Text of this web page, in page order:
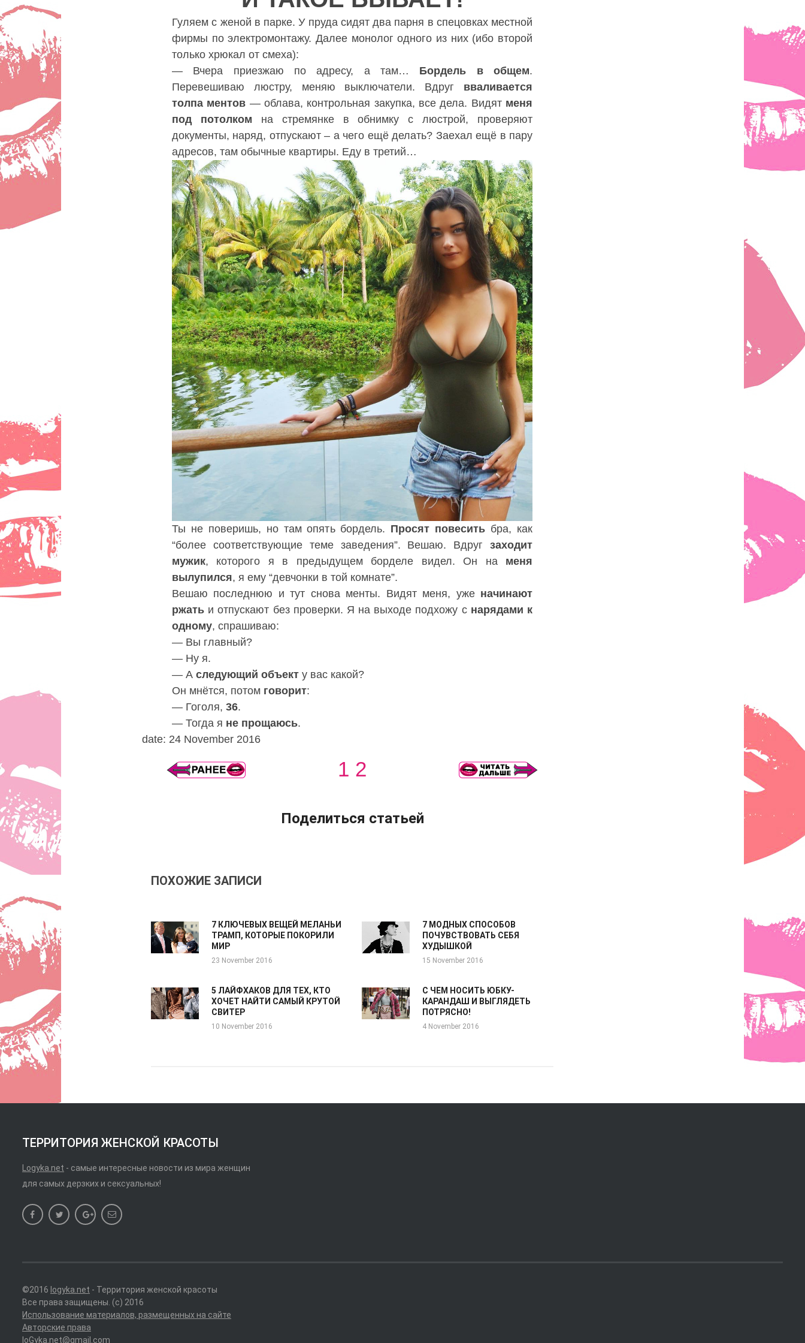
LadyГуляем с женой в парке. У пруда сидят два парня в спецовках местной
фирмы по электромонтажу. Далее монолог одного из них (ибо второй
только хрюкал от смеха):
— Вчера приезжаю по адресу, а там… Бордель в общем.
Перевешиваю люстру, меняю выключатели. Вдруг вваливается
толпа ментов — облава, контрольная закупка, все дела. Видят меня
под потолком на стремянке в обнимку с люстрой, проверяют
документы, наряд, отпускают – а чего ещё делать? Заехал ещё в пару
адресов, там обычные квартиры. Еду в третий…
Ты не поверишь, но там опять бордель. Просят повесить бра, как
“более соответствующие теме заведения”. Вешаю. Вдруг заходит
мужик, которого я в предыдущем борделе видел. Он на меня
вылупился, я ему “девчонки в той комнате”.
Вешаю последнюю и тут снова менты. Видят меня, уже начинают
ржать и отпускают без проверки. Я на выходе подхожу с нарядами к
одному, спрашиваю:
— Вы главный?
— Ну я.
— А следующий объект у вас какой?
Он мнётся, потом говорит:
— Гоголя, 36.
— Тогда я не прощаюсь.
date: 24 November 2016
1 2
Поделиться статьей
ПОХОЖИЕ ЗАПИСИ
7 КЛЮЧЕВЫХ ВЕЩЕЙ МЕЛАНЬИ
ТРАМП, КОТОРЫЕ ПОКОРИЛИ
МИР
23 November 2016
7 МОДНЫХ СПОСОБОВ
ПОЧУВСТВОВАТЬ СЕБЯ
ХУДЫШКОЙ
15 November 2016
5 ЛАЙФХАКОВ ДЛЯ ТЕХ, КТО
ХОЧЕТ НАЙТИ САМЫЙ КРУТОЙ
СВИТЕР
10 November 2016
С ЧЕМ НОСИТЬ ЮБКУ-
КАРАНДАШ И ВЫГЛЯДЕТЬ
ПОТРЯСНО!
4 November 2016
ТЕРРИТОРИЯ ЖЕНСКОЙ КРАСОТЫ
Logyka.net - самые интересные новости из мира женщин
для самых дерзких и сексуальных!
©2016 logyka.net - Территория женской красоты
Все права защищены. (c) 2016
Использование материалов, размещенных на сайте
Авторские права
loGyka.net@gmail.com